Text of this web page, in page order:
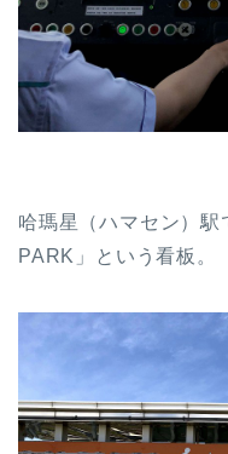
哈瑪星（ハマセン）
PARK」という看板。